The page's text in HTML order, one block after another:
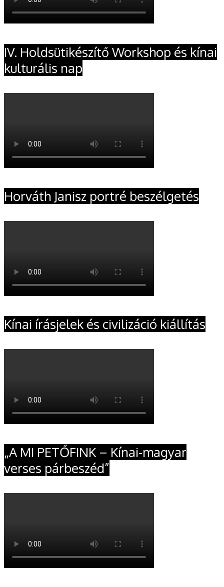
IV. Holdsütikészítő Workshop és kínai
kulturális nap
Horváth Janisz portré beszélgetés
Kínai írásjelek és civilizáció kiállítás
„A MI PETŐFINK – Kínai-magyar
verses párbeszéd”